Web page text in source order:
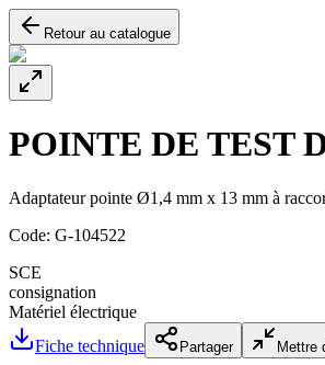
Retour au catalogue
POINTE DE TEST
Adaptateur pointe Ø1,4 mm x 13 mm à
Code: G-104522
SCE
consignation
Matériel électrique
Fiche technique
Partager Mettre